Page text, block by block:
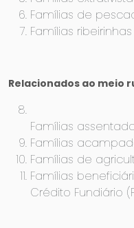
Famílias de
Famílias ribeirinhas
Relacionados ao meio
Famílias
Famílias
Famílias de
Famílias
Crédito Fundiário